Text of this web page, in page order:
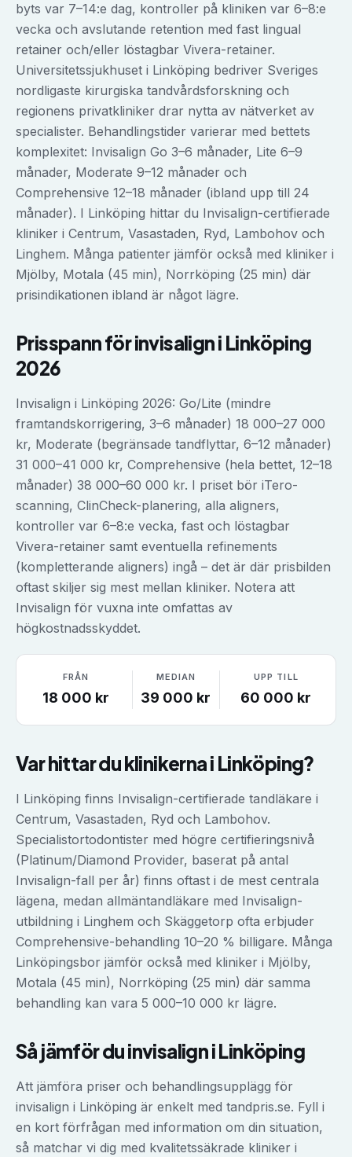
byts var 7–14:e dag, kontroller på kliniken var 6–8:e
vecka och avslutande retention med fast lingual
retainer och/eller löstagbar Vivera-retainer.
Universitetssjukhuset i Linköping bedriver Sveriges
nordligaste kirurgiska tandvårdsforskning och
regionens privatkliniker drar nytta av nätverket av
specialister. Behandlingstider varierar med bettets
komplexitet: Invisalign Go 3–6 månader, Lite 6–9
månader, Moderate 9–12 månader och
Comprehensive 12–18 månader (ibland upp till 24
månader). I Linköping hittar du Invisalign-certifierade
kliniker i Centrum, Vasastaden, Ryd, Lambohov och
Linghem. Många patienter jämför också med kliniker i
Mjölby, Motala (45 min), Norrköping (25 min) där
prisindikationen ibland är något lägre.
Prisspann förinvisaligni Linköping
2026
Invisalign i Linköping 2026: Go/Lite (mindre
framtandskorrigering, 3–6 månader) 18 000–27 000
kr, Moderate (begränsade tandflyttar, 6–12 månader)
31 000–41 000 kr, Comprehensive (hela bettet, 12–18
månader) 38 000–60 000 kr. I priset bör iTero-
scanning, ClinCheck-planering, alla aligners,
kontroller var 6–8:e vecka, fast och löstagbar
Vivera-retainer samt eventuella refinements
(kompletterande aligners) ingå – det är där prisbilden
oftast skiljer sig mest mellan kliniker. Notera att
Invisalign för vuxna inte omfattas av
högkostnadsskyddet.
FRÅN
18 000 kr
MEDIAN
39 000 kr
UPP TILL
60 000 kr
Var hittar du klinikerna i Linköping?
I Linköping finns Invisalign-certifierade tandläkare i
Centrum, Vasastaden, Ryd och Lambohov.
Specialistortodontister med högre certifieringsnivå
(Platinum/Diamond Provider, baserat på antal
Invisalign-fall per år) finns oftast i de mest centrala
lägena, medan allmäntandläkare med Invisalign-
utbildning i Linghem och Skäggetorp ofta erbjuder
Comprehensive-behandling 10–20 % billigare. Många
Linköpingsbor jämför också med kliniker i Mjölby,
Motala (45 min), Norrköping (25 min) där samma
behandling kan vara 5 000–10 000 kr lägre.
Så jämför duinvisaligniLinköping
Att jämföra priser och behandlingsupplägg för
invisalign i Linköping är enkelt med tandpris.se. Fyll i
en kort förfrågan med information om din situation,
så matchar vi dig med kvalitetssäkrade kliniker i